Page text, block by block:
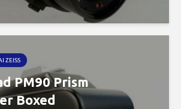
ZEISS
PM90 Prism
Boxed